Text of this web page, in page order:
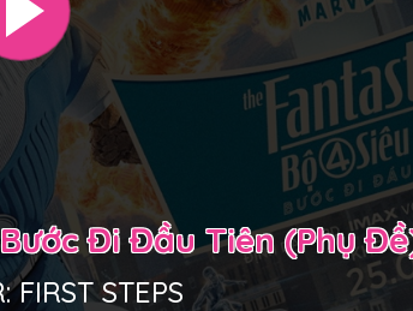
Đi Đầu Tiên (Phụ
FIRST STEPS